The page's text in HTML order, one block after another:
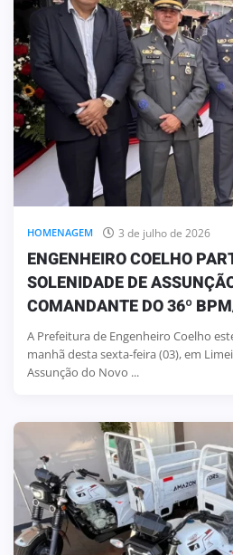
HOMENAGEM 3 de julho de 2026
ENGENHEIRO COELHO
SOLENIDADE DE
COMANDANTE DO 36º
A Prefeitura de Engenheiro Coelho
manhã desta sexta-feira (03), em
Assunção do Novo ...